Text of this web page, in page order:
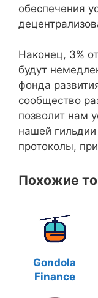
обеспечения
Наконец, 3%
будут
фонда
сообщество
позволит нам
нашей
протоколы,
Похожие
Gondola
Finance